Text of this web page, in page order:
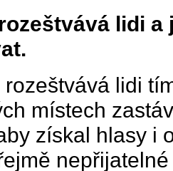
lidi a
rozeštvává lidi
místech
získal hlasy i